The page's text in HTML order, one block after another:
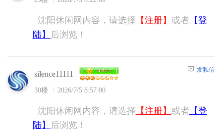
沈阳休闲网内容，请选择 【注册】 或者 【登
陆】
后浏览！
silence11111
30楼 2026/7/5 8:57:00
发私信
沈阳休闲网内容，请选择 【注册】 或者 【登
陆】
后浏览！